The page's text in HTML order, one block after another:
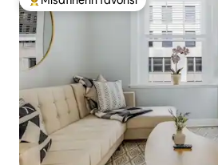
Misafirlerin favorilerinden en